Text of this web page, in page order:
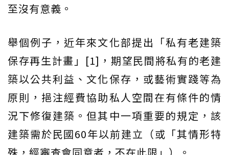
至沒有意義。
舉個例子，近年來文化部提出「私有老建築
保存再生計畫」[1]，期望民間將私有的老建
築以公共利益、文化保存，或藝術實踐等為
原則，挹注經費協助私人空間在有條件的情
況下修復建築。但其中一項重要的規定，該
建築需於民國60年以前建立（或「其情形特
殊，經審查會同意者，不在此限」）。